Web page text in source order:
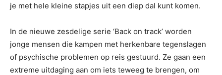
je met hele kleine stapjes uit een diep dal kunt komen.
In de nieuwe zesdelige serie ‘Back on track’ worden
jonge mensen die kampen met herkenbare tegenslagen
of psychische problemen op reis gestuurd. Ze gaan een
extreme uitdaging aan om iets teweeg te brengen, om